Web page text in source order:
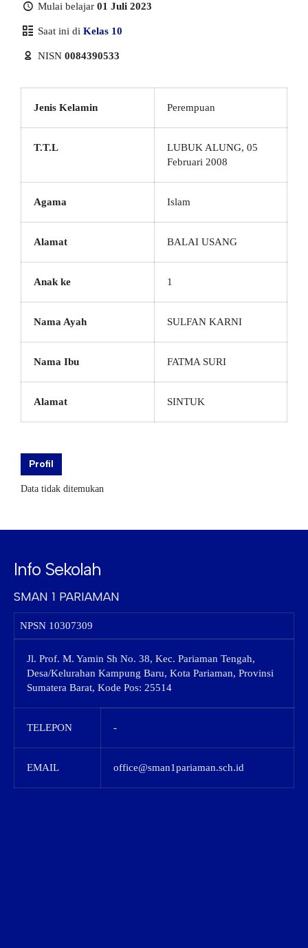
Mulai belajar 01 Juli 2023
Saat ini di Kelas 10
NISN 0084390533
Jenis Kelamin Perempuan
T.T.L
LUBUK ALUNG, 05
Februari 2008
Agama Islam
Alamat BALAI USANG
Anak ke 1
Nama Ayah SULFAN KARNI
Nama Ibu FATMA SURI
Alamat SINTUK
Profil
Data tidak ditemukan
Info Sekolah
SMAN 1 PARIAMAN
NPSN 10307309
Jl. Prof. M. Yamin Sh No. 38, Kec. Pariaman Tengah,
Desa/Kelurahan Kampung Baru, Kota Pariaman, Provinsi
Sumatera Barat, Kode Pos: 25514
TELEPON -
EMAIL office@sman1pariaman.sch.id